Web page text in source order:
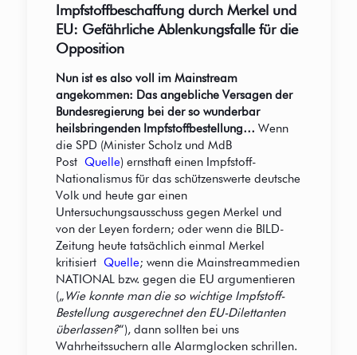
Impfstoffbeschaffung durch Merkel und
EU: Gefährliche Ablenkungsfalle für die
Opposition
Nun ist es also voll im Mainstream
angekommen: Das angebliche Versagen der
Bundesregierung bei der so wunderbar
heilsbringenden Impfstoffbestellung… Wenn
die SPD (Minister Scholz und MdB
Post Quelle) ernsthaft einen Impfstoff-
Nationalismus für das schützenswerte deutsche
Volk und heute gar einen
Untersuchungsausschuss gegen Merkel und
von der Leyen fordern; oder wenn die BILD-
Zeitung heute tatsächlich einmal Merkel
kritisiert Quelle; wenn die Mainstreammedien
NATIONAL bzw. gegen die EU argumentieren
(„Wie konnte man die so wichtige Impfstoff-
Bestellung ausgerechnet den EU-Dilettanten
überlassen?“), dann sollten bei uns
Wahrheitssuchern alle Alarmglocken schrillen.